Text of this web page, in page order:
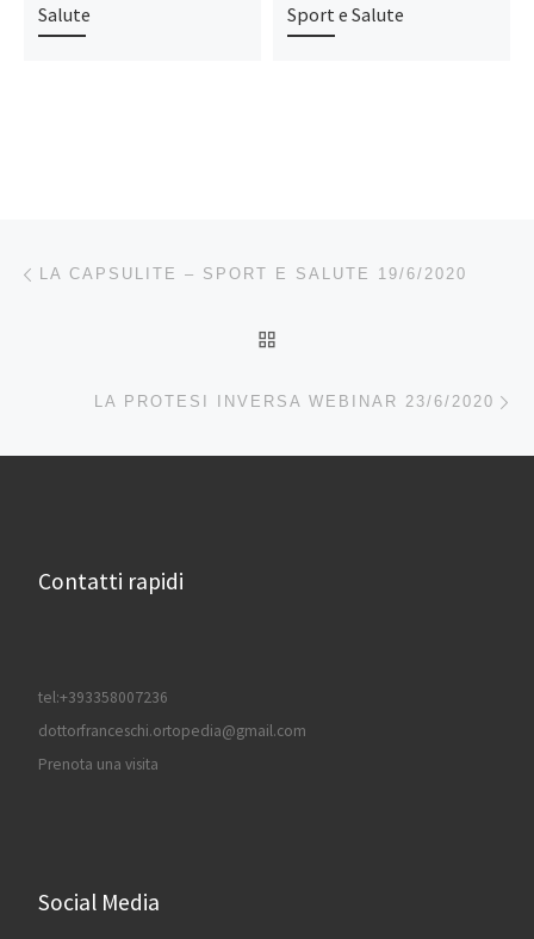
Salute
Sport e Salute
Navigazione articoli
LA CAPSULITE – SPORT E SALUTE 19/6/2020
LA PROTESI INVERSA WEBINAR 23/6/2020
Contatti rapidi
tel:+393358007236
dottorfranceschi.ortopedia@gmail.com
Prenota una visita
Social Media